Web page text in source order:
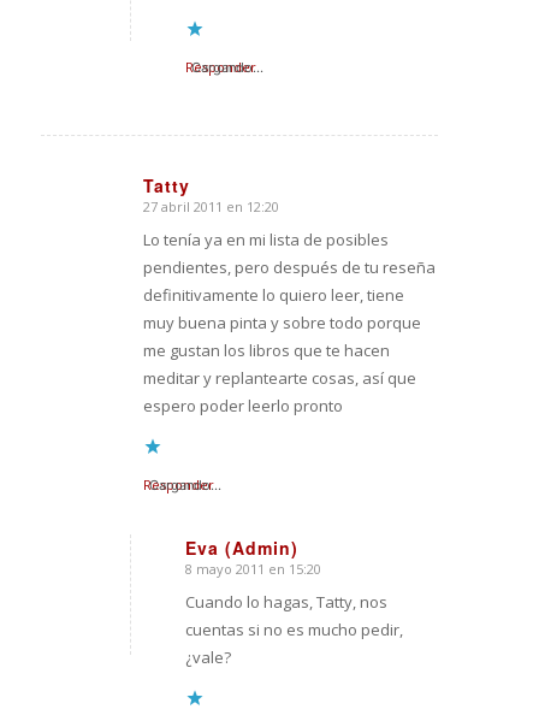
Cargando...
Responder
Tatty
Dice:
27 abril 2011 en 12:20
Lo tenía ya en mi lista de posibles
pendientes, pero después de tu reseña
definitivamente lo quiero leer, tiene
muy buena pinta y sobre todo porque
me gustan los libros que te hacen
meditar y replantearte cosas, así que
espero poder leerlo pronto
Cargando...
Responder
Eva (Admin)
Dice:
8 mayo 2011 en 15:20
Cuando lo hagas, Tatty, nos
cuentas si no es mucho pedir,
¿vale?